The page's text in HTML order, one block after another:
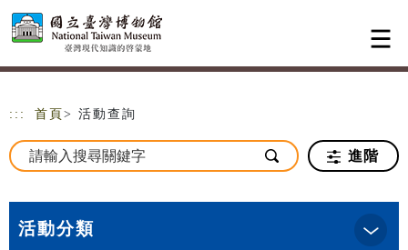
跳到主要內容
網站導覽
::: 首頁 > 活動查詢
進階
活動分類